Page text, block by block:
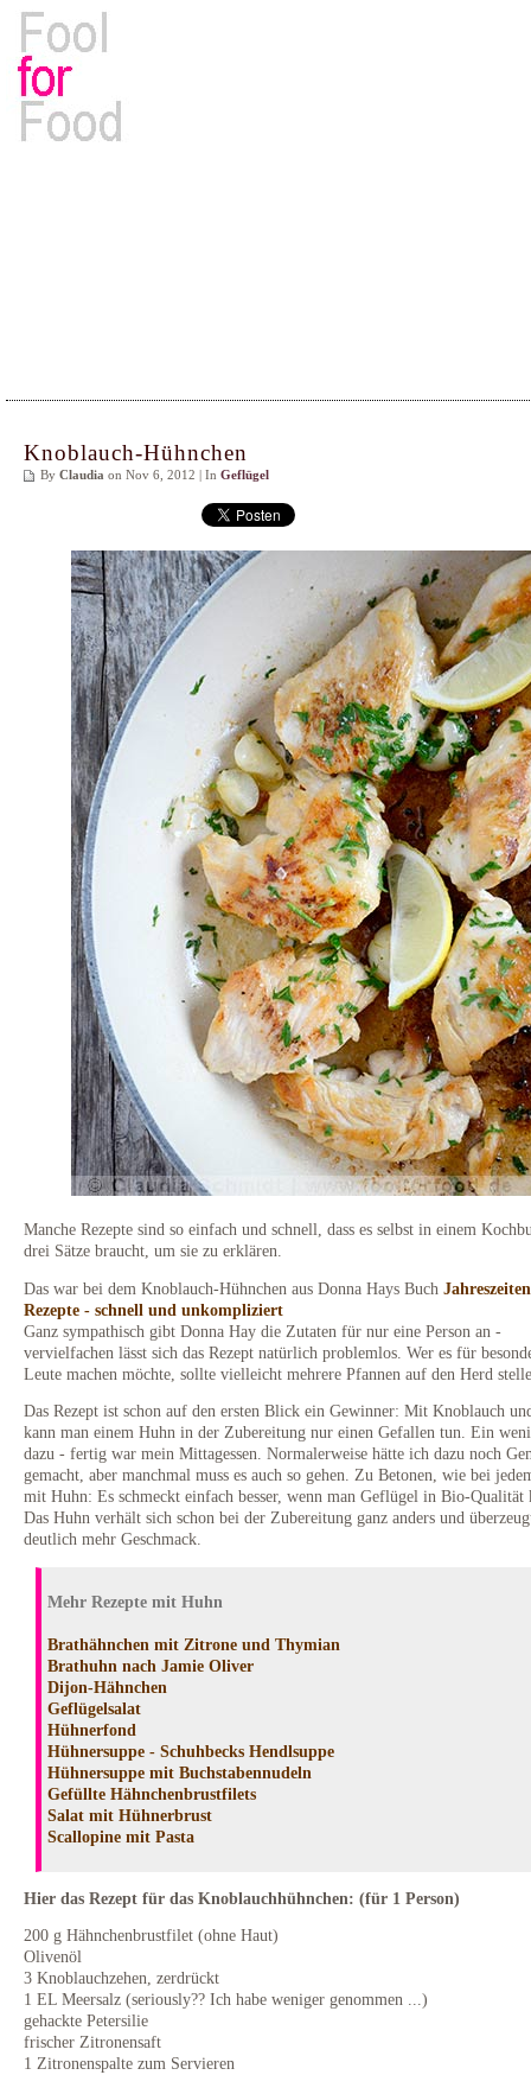
Knoblauch-Hühnchen
By Claudia on Nov 6, 2012 | In Geflügel
Manche Rezepte sind so einfach und schnell, dass es selbst in einem
drei Sätze braucht, um sie zu erklären.
Das war bei dem Knoblauch-Hühnchen aus Donna Hays Buch
Rezepte - schnell und unkompliziert
Ganz sympathisch gibt Donna Hay die Zutaten für nur eine Person an -
vervielfachen lässt sich das Rezept natürlich problemlos. Wer es für
Leute machen möchte, sollte vielleicht mehrere Pfannen auf den Herd
Das Rezept ist schon auf den ersten Blick ein Gewinner: Mit Knoblauch
kann man einem Huhn in der Zubereitung nur einen Gefallen tun. Ein
dazu - fertig war mein Mittagessen. Normalerweise hätte ich dazu noch
gemacht, aber manchmal muss es auch so gehen. Zu Betonen, wie bei
mit Huhn: Es schmeckt einfach besser, wenn man Geflügel in Bio-Qualität
Das Huhn verhält sich schon bei der Zubereitung ganz anders und
deutlich mehr Geschmack.
Mehr Rezepte mit Huhn
Brathähnchen mit Zitrone und Thymian
Brathuhn nach Jamie Oliver
Dijon-Hähnchen
Geflügelsalat
Hühnerfond
Hühnersuppe - Schuhbecks Hendlsuppe
Hühnersuppe mit Buchstabennudeln
Gefüllte Hähnchenbrustfilets
Salat mit Hühnerbrust
Scallopine mit Pasta
Hier das Rezept für das Knoblauchhühnchen: (für 1 Person)
200 g Hähnchenbrustfilet (ohne Haut)
Olivenöl
3 Knoblauchzehen, zerdrückt
1 EL Meersalz (seriously?? Ich habe weniger genommen ...)
gehackte Petersilie
frischer Zitronensaft
1 Zitronenspalte zum Servieren